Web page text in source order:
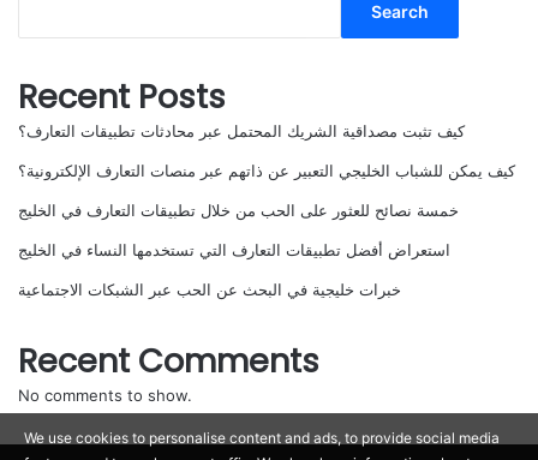
Search
Recent Posts
كيف تثبت مصداقية الشريك المحتمل عبر محادثات تطبيقات التعارف؟
كيف يمكن للشباب الخليجي التعبير عن ذاتهم عبر منصات التعارف الإلكترونية؟
خمسة نصائح للعثور على الحب من خلال تطبيقات التعارف في الخليج
استعراض أفضل تطبيقات التعارف التي تستخدمها النساء في الخليج
خبرات خليجية في البحث عن الحب عبر الشبكات الاجتماعية
Recent Comments
No comments to show.
We use cookies to personalise content and ads, to provide social media